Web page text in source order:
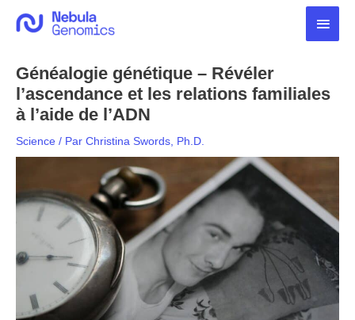
Généalogie génétique – Révéler
l’ascendance et les relations familiales
à l’aide de l’ADN
Science / Par Christina Swords, Ph.D.